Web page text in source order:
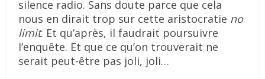
silence radio. Sans doute parce que cela
nous en dirait trop sur cette aristocratie no
limit. Et qu’après, il faudrait poursuivre
l’enquête. Et que ce qu’on trouverait ne
serait peut-être pas joli, joli…